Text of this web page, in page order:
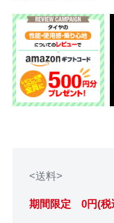
<送料>
期間限定 0円(税